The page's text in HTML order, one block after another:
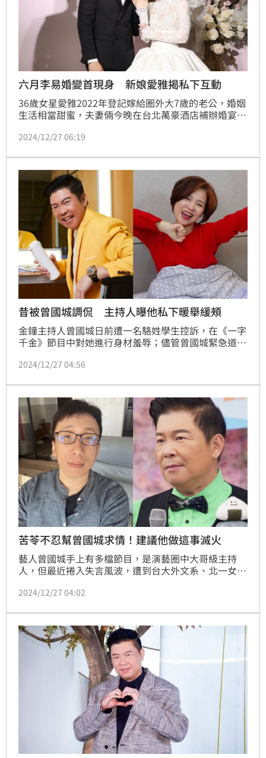
六月李易婚變首現身 新娘愛雅揭私下互動
36歲女星愛雅2022年登記嫁給圈外大7歲的老公，婚姻
生活相當甜蜜，夫妻倆今晚在台北萬豪酒店補辦婚宴，
都是自己準備的心意。邀請的賓客有先前鬧婚變的六
2024/12/27 06:19
昔被曾國城調侃 主持人曝他私下暖舉緩頰
金鐘主持人曾國城日前遭一名駱姓學生控訴，在《一字
千金》節目中對她進行身材羞辱；儘管曾國城緊急道歉
面表達自身想法，同為主持人的楊月娥今（27）日則是
好」。
2024/12/27 04:56
苦苓不忍幫曾國城求情！建議他做這事滅火
藝人曾國城手上有多檔節目，是演藝圈中大哥級主持
人，但最近捲入失言風波，遭到台大外文系、北一女中
身材羞辱，引發外界譁然。對此作家苦苓就提出6點力
知大家是否可以給他一個機會」。趙浩雲
2024/12/27 04:02